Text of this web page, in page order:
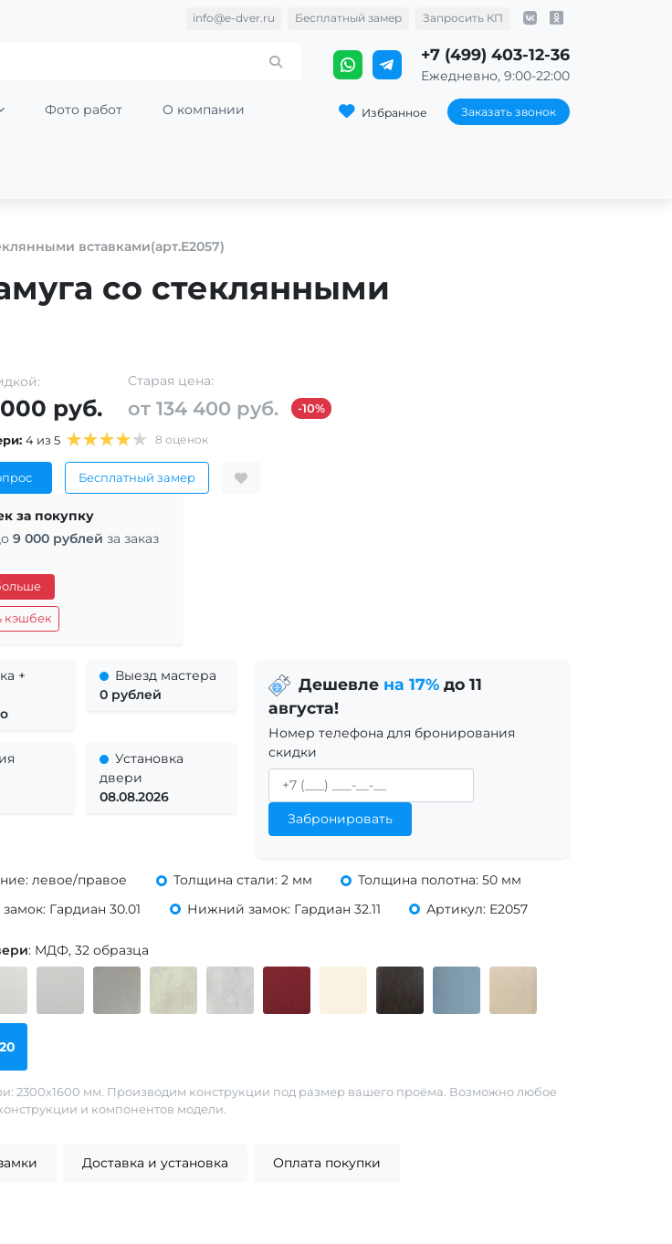
Фото работ О компании
+7 (499) 403-12-36
Ежедневно, 9:00-22:00
Избранное Заказать звонок
info@e-dver.ru Бесплатный замер Запросить КП
вставками(арт.Е2057)
со стеклянными
руб.
Старая цена:
от 134 400 руб. -10%
4 из 5 8 оценок
Бесплатный замер
за покупку
9 000 рублей за заказ
кэшбек
+
Выезд мастера
0 рублей
Установка
двери
08.08.2026
Дешевле на 17%до 11
августа!
Номер телефона для бронирования
скидки
Забронировать
левое/правое Толщина стали: 2 мм
Толщина полотна: 50 мм
Гардиан 30.01
Нижний замок: Гардиан 32.11 Артикул: Е2057
: МДФ, 32 образца
2300х1600 мм. Производим конструкции под размер вашего проёма. Возможно любое
и компонентов модели.
Доставка и установка Оплата покупки